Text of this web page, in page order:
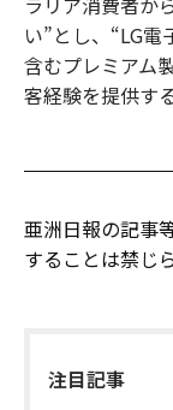
い”とし、“LG
含むプレミアム
客経験を提供す
亜洲日報の記事
することは禁じ
注目記事